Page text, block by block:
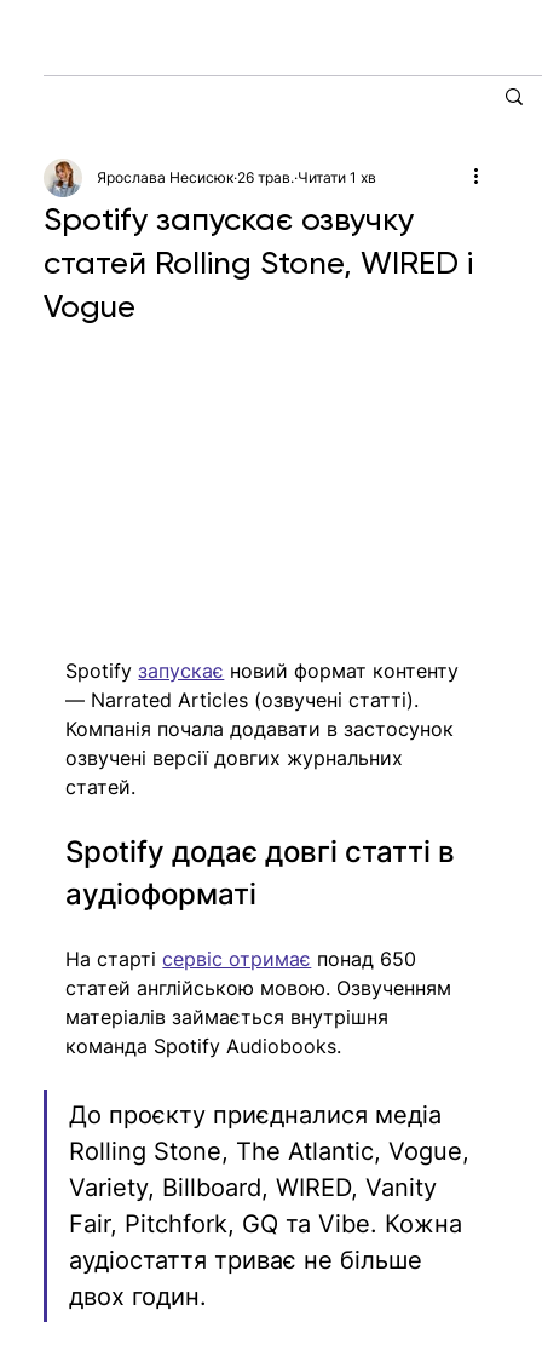
Spotify запускає озвучку
статей Rolling Stone, WIRED і
Vogue
Ярослава Несисюк 26 трав. Читати 1 хв
Spotify запускає новий формат контенту
— Narrated Articles (озвучені статті).
Компанія почала додавати в застосунок
озвучені версії довгих журнальних
статей.
Spotify додає довгі статті в
аудіоформаті
На старті сервіс отримає понад 650
статей англійською мовою. Озвученням
матеріалів займається внутрішня
команда Spotify Audiobooks.
До проєкту приєдналися медіа
Rolling Stone, The Atlantic, Vogue,
Variety, Billboard, WIRED, Vanity
Fair, Pitchfork, GQ та Vibe. Кожна
аудіостаття триває не більше
двох годин.